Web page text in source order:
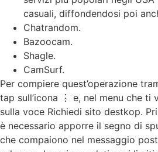
casuali, diffondendosi poi
Chatrandom.
Bazoocam.
Shagle.
CamSurf.
Per compiere quest’operazione
tap sull’icona ⋮ e, nel menu che ti
sulla voce Richiedi sito destkop.
è necessario apporre il segno di
che compaiono nel messaggio